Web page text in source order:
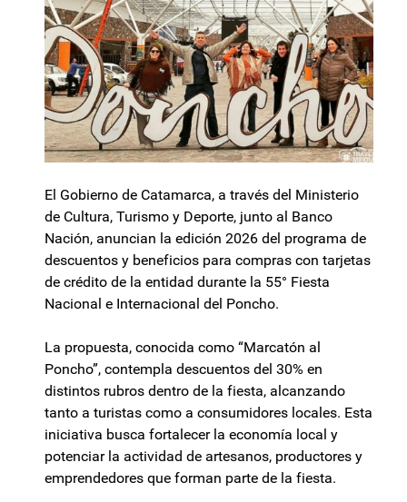
El Gobierno de Catamarca, a través del Ministerio
de Cultura, Turismo y Deporte, junto al Banco
Nación, anuncian la edición 2026 del programa de
descuentos y beneficios para compras con tarjetas
de crédito de la entidad durante la 55° Fiesta
Nacional e Internacional del Poncho.
La propuesta, conocida como “Marcatón al
Poncho”, contempla descuentos del 30% en
distintos rubros dentro de la fiesta, alcanzando
tanto a turistas como a consumidores locales. Esta
iniciativa busca fortalecer la economía local y
potenciar la actividad de artesanos, productores y
emprendedores que forman parte de la fiesta.